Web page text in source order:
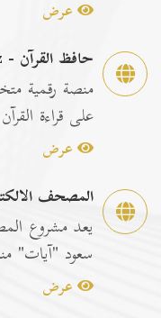
عرض
حافظ القرآن - Quran Hafiz
منصة رقمية
على قراءة
والمراجعة عبر...
عرض
المصحف
يعد مشروع
سعود "آيات"
وقراءة القرآن ا...
عرض